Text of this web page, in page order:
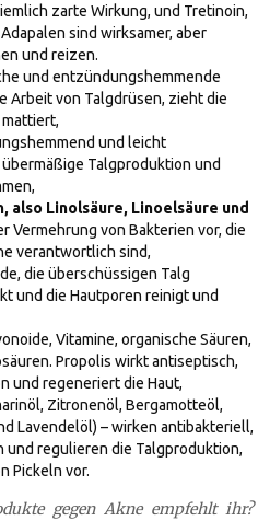
zarte Wirkung, und Tretinoin,
sind wirksamer, aber
und reizen.
und entzündungshemmende
Arbeit von Talgdrüsen, zieht die
und leicht
Talgproduktion und
Linolsäure, Linoelsäure und
Vermehrung von Bakterien vor, die
verantwortlich sind,
die überschüssigen Talg
und die Hautporen reinigt und
Vitamine, organische Säuren,
Propolis wirkt antiseptisch,
und regeneriert die Haut,
Zitronenöl, Bergamotteöl,
Lavendelöl) – wirken antibakteriell,
regulieren die Talgproduktion,
Pickeln vor.
gegen Akne empfehlt ihr?